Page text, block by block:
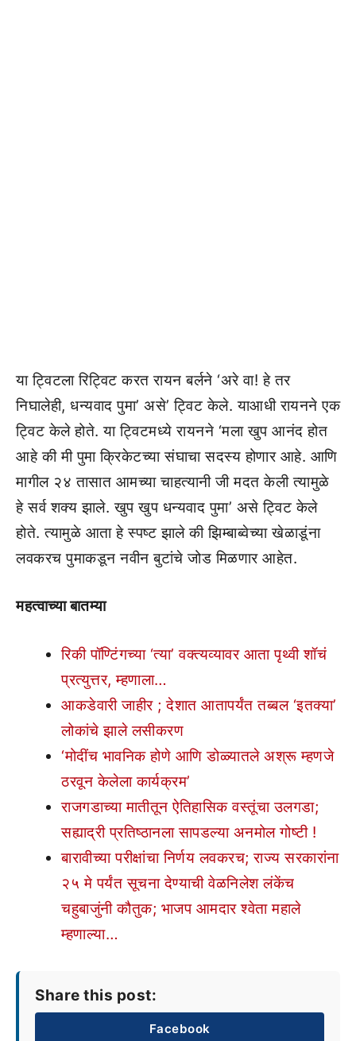
या ट्विटला रिट्विट करत रायन बर्लने ‘अरे वा! हे तर
निघालेही, धन्यवाद पुमा’ असे’ ट्विट केले. याआधी रायनने एक
ट्विट केले होते. या ट्विटमध्ये रायनने ‘मला खुप आनंद होत
आहे की मी पुमा क्रिकेटच्या संघाचा सदस्य होणार आहे. आणि
मागील २४ तासात आमच्या चाहत्यानी जी मदत केली त्यामुळे
हे सर्व शक्य झाले. खुप खुप धन्यवाद पुमा’ असे ट्विट केले
होते. त्यामुळे आता हे स्पष्ट झाले की झिम्बाब्वेच्या खेळाडूंना
लवकरच पुमाकडून नवीन बुटांचे जोड मिळणार आहेत.
महत्वाच्या बातम्या
रिकी पॉण्टिंगच्या ‘त्या’ वक्त्यव्यावर आता पृथ्वी शॉचं
प्रत्युत्तर, म्हणाला…
आकडेवारी जाहीर ; देशात आतापर्यंत तब्बल ‘इतक्या’
लोकांचे झाले लसीकरण
‘मोदींच भावनिक होणे आणि डोळ्यातले अश्रू म्हणजे
ठरवून केलेला कार्यक्रम’
राजगडाच्या मातीतून ऐतिहासिक वस्तूंचा उलगडा;
सह्याद्री प्रतिष्ठानला सापडल्या अनमोल गोष्टी !
बारावीच्या परीक्षांचा निर्णय लवकरच; राज्य सरकारांना
२५ मे पर्यंत सूचना देण्याची वेळनिलेश लंकेंच
चहुबाजुंनी कौतुक; भाजप आमदार श्वेता महाले
म्हणाल्या…
Share this post:
Facebook